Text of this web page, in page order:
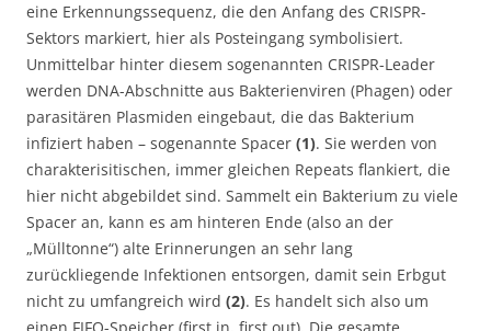
eine Erkennungssequenz, die den Anfang des CRISPR-
Sektors markiert, hier als Posteingang symbolisiert.
Unmittelbar hinter diesem sogenannten CRISPR-Leader
werden DNA-Abschnitte aus Bakterienviren (Phagen) oder
parasitären Plasmiden eingebaut, die das Bakterium
infiziert haben – sogenannte Spacer (1). Sie werden von
charakterisitischen, immer gleichen Repeats flankiert, die
hier nicht abgebildet sind. Sammelt ein Bakterium zu viele
Spacer an, kann es am hinteren Ende (also an der
„Mülltonne“) alte Erinnerungen an sehr lang
zurückliegende Infektionen entsorgen, damit sein Erbgut
nicht zu umfangreich wird (2). Es handelt sich also um